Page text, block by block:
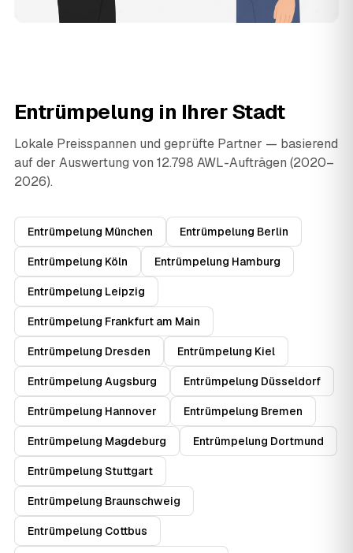
Entrümpelung in Ihrer Stadt
Lokale Preisspannen und geprüfte Partner — basierend
auf der Auswertung von 12.798 AWL-Aufträgen (2020–
2026).
Entrümpelung München Entrümpelung Berlin
Entrümpelung Köln Entrümpelung Hamburg
Entrümpelung Leipzig
Entrümpelung Frankfurt am Main
Entrümpelung Dresden Entrümpelung Kiel
Entrümpelung Augsburg Entrümpelung Düsseldorf
Entrümpelung Hannover Entrümpelung Bremen
Entrümpelung Magdeburg Entrümpelung Dortmund
Entrümpelung Stuttgart
Entrümpelung Braunschweig
Entrümpelung Cottbus